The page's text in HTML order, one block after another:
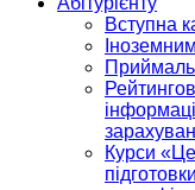
Вступна
Курси